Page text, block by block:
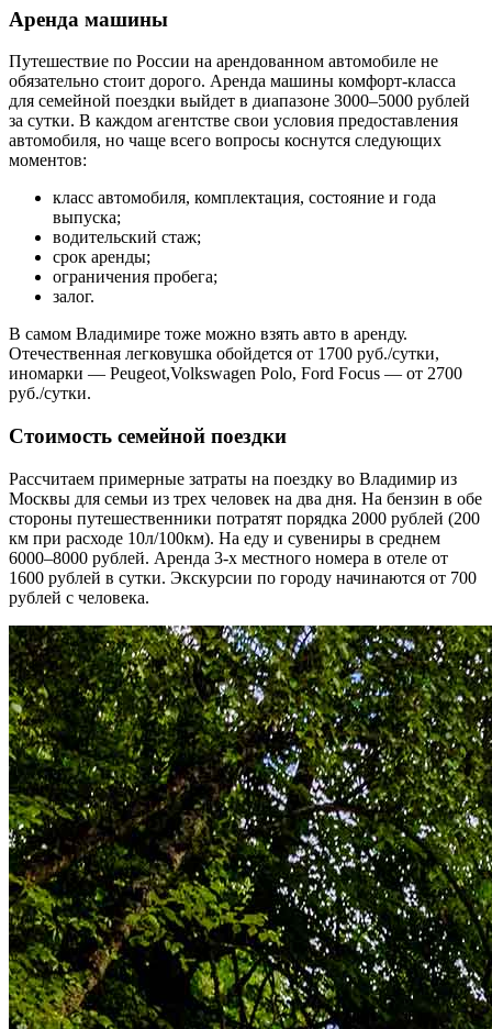
Аренда машины
Путешествие по России на арендованном автомобиле не
обязательно стоит дорого. Аренда машины комфорт-класса
для семейной поездки выйдет в диапазоне 3000–5000 рублей
за сутки. В каждом агентстве свои условия предоставления
автомобиля, но чаще всего вопросы коснутся следующих
моментов:
класс автомобиля, комплектация, состояние и года
выпуска;
водительский стаж;
срок аренды;
ограничения пробега;
залог.
В самом Владимире тоже можно взять авто в аренду.
Отечественная легковушка обойдется от 1700 руб./сутки,
иномарки — Peugeot,Volkswagen Polо, Ford Focus — от 2700
руб./сутки.
Стоимость семейной поездки
Рассчитаем примерные затраты на поездку во Владимир из
Москвы для семьи из трех человек на два дня. На бензин в обе
стороны путешественники потратят порядка 2000 рублей (200
км при расходе 10л/100км). На еду и сувениры в среднем
6000–8000 рублей. Аренда 3-х местного номера в отеле от
1600 рублей в сутки. Экскурсии по городу начинаются от 700
рублей с человека.